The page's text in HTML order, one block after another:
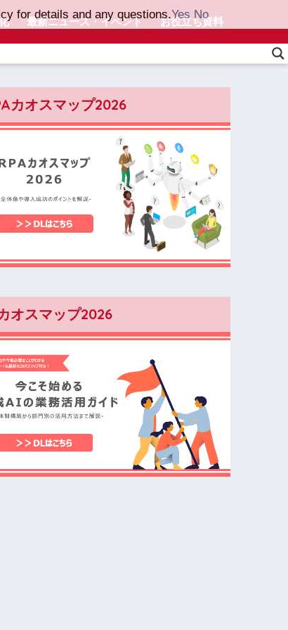
最新ニュース・イベント お役立ち資料
カオスマップ2026
オスマップ2026
for details and any questions.Yes No